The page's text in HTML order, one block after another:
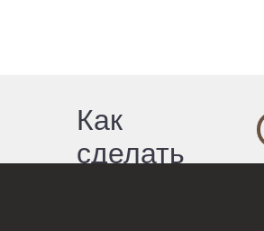
Как
сделать